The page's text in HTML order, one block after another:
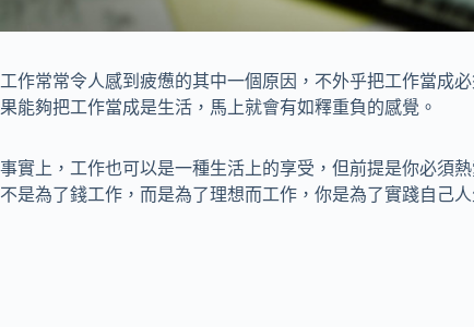
工作常常令人感到疲憊的其中一個原因，不外乎把工作當成
果能夠把工作當成是生活，馬上就會有如釋重負的感覺。
事實上，工作也可以是一種生活上的享受，但前提是你必須
不是為了錢工作，而是為了理想而工作，你是為了實踐自己人